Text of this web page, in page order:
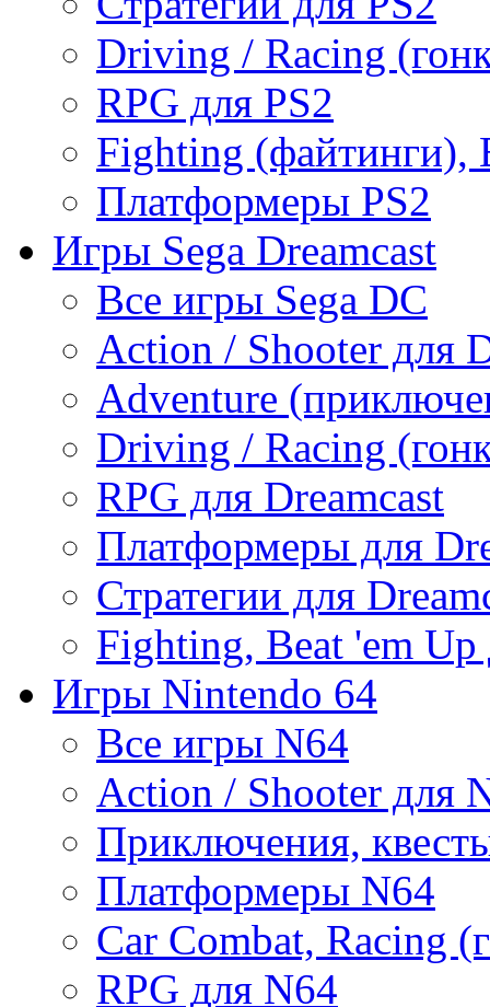
Driving / Racing
RPG для PS2
Fighting (файтинги),
Платформеры PS2
Игры Sega Dreamcast
Все игры Sega DC
Action / Shooter для
Adventure
Driving / Racing
RPG для Dreamcast
Платформеры для
Стратегии для
Fighting, Beat 'em Up
Игры Nintendo 64
Все игры N64
Action / Shooter для
Приключения,
Платформеры N64
Car Combat, Racing
RPG для N64